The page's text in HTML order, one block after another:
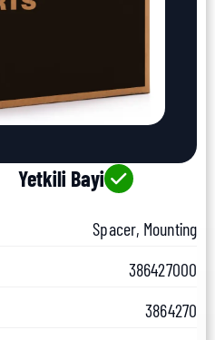
Yetkili Bayi
Spacer, Mounting
386427000
3864270